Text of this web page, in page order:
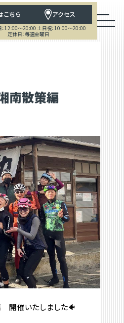
こちら アクセス
：12:00～20:00 土日祝：10:00～20:00
定休日：毎週金曜日
南散策編
催いたしました🐠